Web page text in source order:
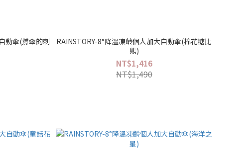
動傘(撐傘的刺
RAINSTORY-8°降溫凍齡個人加大自動傘(棉花糖比
熊)
NT$1,416
NT$1,490